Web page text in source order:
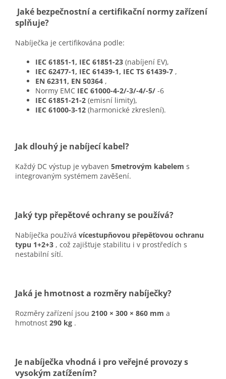
Jaké bezpečnostní a certifikační normy zařízení
splňuje?
Nabíječka je certifikována podle:
IEC 61851-1, IEC 61851-23 (nabíjení EV),
IEC 62477-1, IEC 61439-1, IEC TS 61439-7 ,
EN 62311, EN 50364 ,
Normy EMC IEC 61000-4-2/-3/-4/-5/ -6
IEC 61851-21-2 (emisní limity),
IEC 61000-3-12 (harmonické zkreslení).
Jak dlouhý je nabíjecí kabel?
Každý DC výstup je vybaven 5metrovým kabelem s
integrovaným systémem zavěšení.
Jaký typ přepětové ochrany se používá?
Nabíječka používá vícestupňovou přepěťovou ochranu
typu 1+2+3 , což zajišťuje stabilitu i v prostředích s
nestabilní sítí.
Jaká je hmotnost a rozměry nabíječky?
Rozměry zařízení jsou 2100 × 300 × 860 mm a
hmotnost 290 kg .
Je nabíječka vhodná i pro veřejné provozy s
vysokým zatížením?